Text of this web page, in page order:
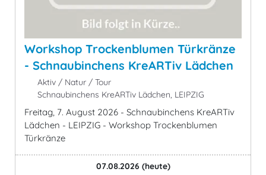
Workshop Trockenblumen Türkränze
- Schnaubinchens KreARTiv Lädchen
Aktiv / Natur / Tour
Schnaubinchens KreARTiv Lädchen, LEIPZIG
Freitag, 7. August 2026 - Schnaubinchens KreARTiv
Lädchen - LEIPZIG - Workshop Trockenblumen
Türkränze
07.08.2026 (heute)